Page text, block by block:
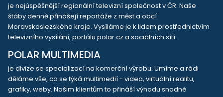
je nejúspěšnější regionální televizní společnost v ČR. Naše
štáby denně přinášejí reportáže z měst a obcí
Moravskoslezského kraje. Vysíláme je k lidem prostřednictvím
televizního vysílání, portálu polar.cz a sociálních sítí.
POLAR MULTIMEDIA
je divize se specializací na komerční výrobu. Umíme a rádi
děláme vše, co se týká multimedií - videa, virtuální realitu,
grafiky, weby. Našim klientům to přináší výhodu snadné